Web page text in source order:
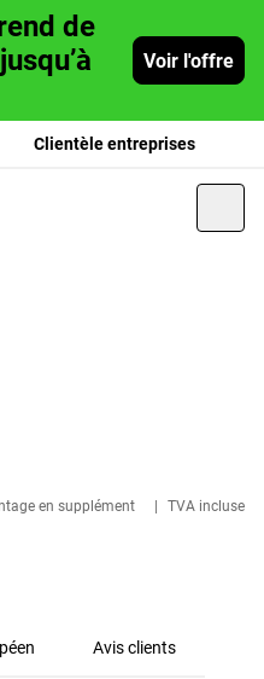
de
Voir l'offre
Clientèle entreprises
en supplément TVA incluse
Avis clients